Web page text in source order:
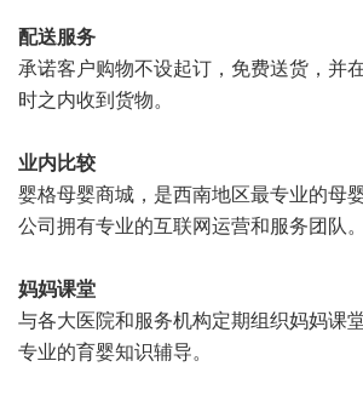
配送服务
承诺客户购物不设起订，免费送货，并
时之内收到货物。
业内比较
婴格母婴商城，是西南地区最专业的母
公司拥有专业的互联网运营和服务团队。
妈妈课堂
与各大医院和服务机构定期组织妈妈课
专业的育婴知识辅导。